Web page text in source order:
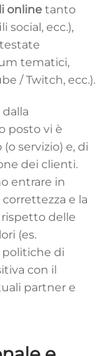
online tanto
social, ecc.),
tematici,
/ Twitch, ecc.).
posto vi è
servizio) e, di
dei clienti.
entrare in
e la
rispetto delle
(es.
politiche di
con il
partner e